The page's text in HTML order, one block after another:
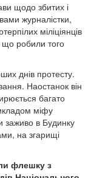
щодо збитих і
журналістки,
міліціянців
що робили того
днів протесту.
Наостанок він
багато
міфу
заживо в Будинку
на згарищі
флешку з